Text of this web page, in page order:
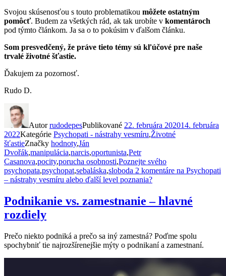
Svojou skúsenosťou s touto problematikou môžete ostatným
pomôcť. Budem za všetkých rád, ak tak urobíte v komentároch
pod týmto článkom. Ja sa o to pokúsim v ďalšom článku.
Som presvedčený, že práve tieto témy sú kľúčové pre naše
trvalé životné šťastie.
Ďakujem za pozornosť.
Rudo D.
AutorrudodepesPublikované 22. februára 202014. februára
2022Kategórie Psychopati - nástrahy vesmíru,Životné
šťastieZnačky hodnoty,Ján
Dvořák,manipulácia,narcis,oportunista,Petr
Casanova,pocity,porucha osobnosti,Poznejte svého
psychopata,psychopat,sebaláska,sloboda 2 komentáre na Psychopati
– nástrahy vesmíru alebo ďalší level poznania?
Podnikanie vs. zamestnanie – hlavné
rozdiely
Prečo niekto podniká a prečo sa iný zamestná? Poďme spolu
spochybniť tie najrozšírenejšie mýty o podnikaní a zamestnaní.